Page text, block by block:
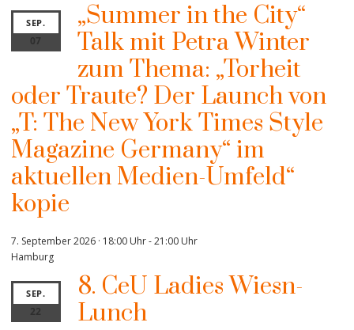
SEP.
07
„Summer in the City“
Talk mit Petra Winter
zum Thema: „Torheit
oder Traute? Der Launch von
„T: The New York Times Style
Magazine Germany“ im
aktuellen Medien-Umfeld“
kopie
7. September 2026 · 18:00 Uhr-21:00 Uhr
Hamburg
SEP.
22
8. CeU Ladies Wiesn-
Lunch